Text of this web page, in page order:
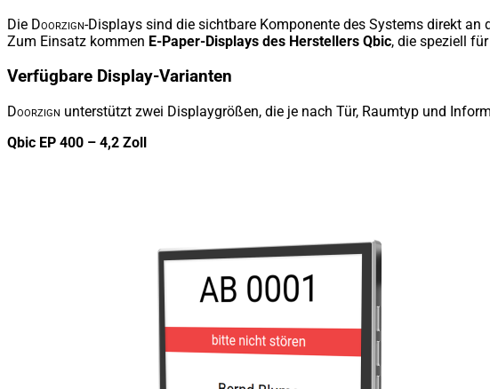
Die Doorzign-Displays sind die sichtbare Komponente des Systems direkt an
Zum Einsatz kommen E-Paper-Displays des Herstellers Qbic, die speziell
Verfügbare Display-Varianten
Doorzign unterstützt zwei Displaygrößen, die je nach Tür, Raumtyp und
Qbic EP 400 – 4,2 Zoll